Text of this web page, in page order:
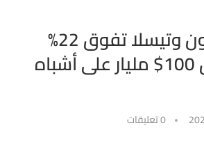
تراجعات أمازون وتيسلا تفوق 22%
وانتل ستنفق 100$ مليار على أشباه
0 تعليقات